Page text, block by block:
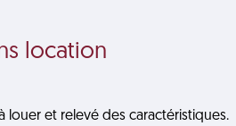
location
louer et relevé des caractéristiques.